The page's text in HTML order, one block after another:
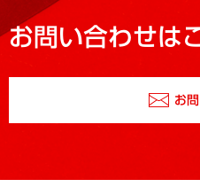
お問い合わせは
お